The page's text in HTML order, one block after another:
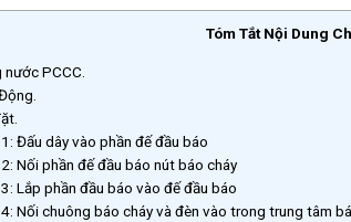
Tóm Tắt Nội Dung
PCCC.
Đấu dây vào phần đế đầu báo
Nối phần đế đầu báo nút báo cháy
Lắp phần đầu báo vào đế đầu báo
Nối chuông báo cháy và đèn vào trong trung tâm